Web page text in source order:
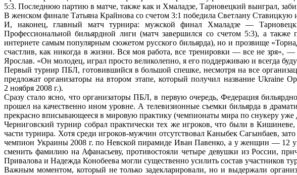
5:3. Последнюю партию в матче, также как и Хмаладзе, Тарновецкий выиграл,
В женском финале Татьяна Крайнова со счетом 3:1 победила Светлану Ставицкую
И, наконец, главный матч турнира: мужской финал Хмаладзе —
Профессиональной бильярдной лиги (матч завершился со счетом 5:3), а
интернете самым популярным сюжетом русского бильярда), но и прозвище
счастлив, как никогда в жизни. Вся моя работа, все тренировки — все не зря»,
Ярослав. «Он молодец, играл просто великолепно, я его поддерживаю и всегда
Первый турнир ПБЛ, готовившийся в большой спешке, несмотря на все
предложат организаторы на втором этапе, который получил название Ukraine
2 ноября 2008 г.).
Сразу стало ясно, что организаторы ПБЛ, в первую очередь, Федерация
прошел на качественно ином уровне. А телевизионные съемки бильярда в
прекрасно вписывающееся в мировую практику (чемпионаты мира по снукеру
Черниговский турнир собрал практически тех же игроков, что были в
части турнира. Хотя среди игроков-мужчин отсутствовал Каныбек Сагынбаев,
чемпион Украины 2008 г. по Невской пирамиде Иван Павенко, а у женщин — 12
сменить фамилию на Афанасьеву, противостояли четыре девушки из России,
Привалова и Надежда Конобеева могли существенно усилить состав участников
Важным моментом, который не только задекларировали, но и выдержали